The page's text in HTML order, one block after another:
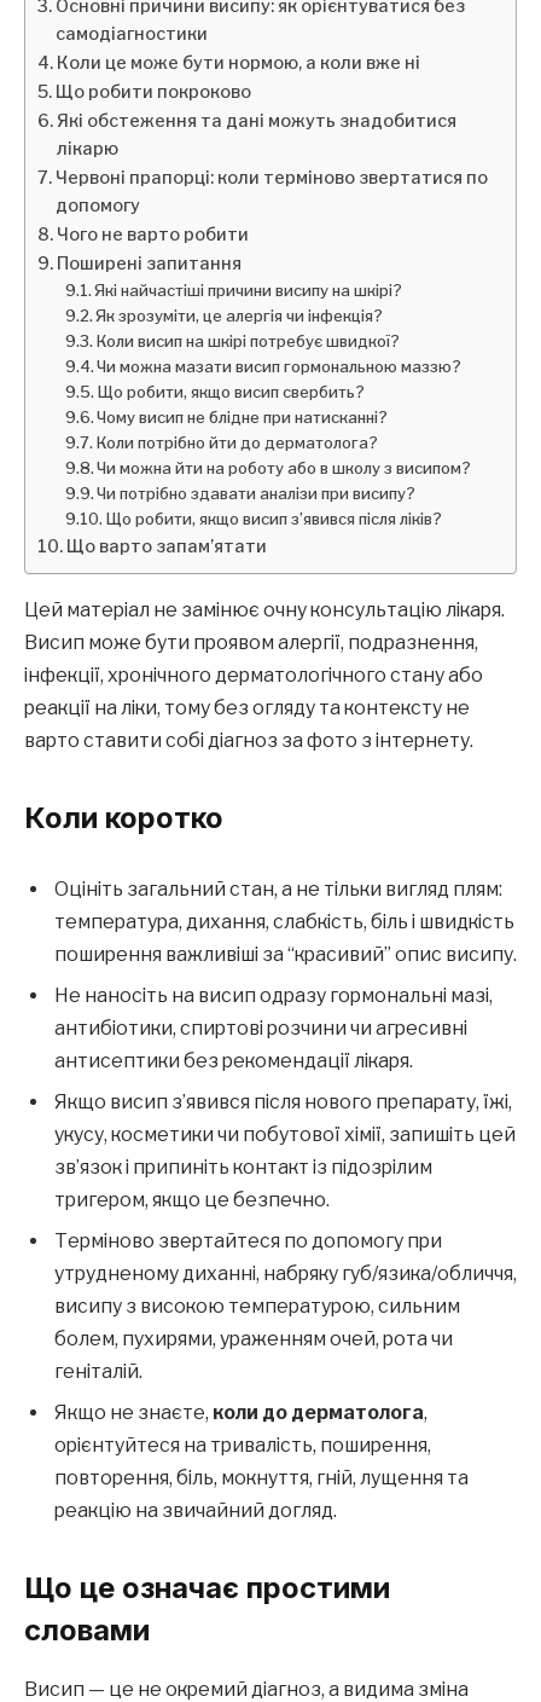
Основні причини висипу: як орієнтуватися без
самодіагностики
Коли це може бути нормою, а коли вже ні
Що робити покроково
Які обстеження та дані можуть знадобитися
лікарю
Червоні прапорці: коли терміново звертатися по
допомогу
Чого не варто робити
Поширені запитання
Які найчастіші причини висипу на шкірі?
Як зрозуміти, це алергія чи інфекція?
Коли висип на шкірі потребує швидкої?
Чи можна мазати висип гормональною маззю?
Що робити, якщо висип свербить?
Чому висип не блідне при натисканні?
Коли потрібно йти до дерматолога?
Чи можна йти на роботу або в школу з висипом?
Чи потрібно здавати аналізи при висипу?
Що робити, якщо висип з’явився після ліків?
Що варто запам’ятати
Цей матеріал не замінює очну консультацію лікаря.
Висип може бути проявом алергії, подразнення,
інфекції, хронічного дерматологічного стану або
реакції на ліки, тому без огляду та контексту не
варто ставити собі діагноз за фото з інтернету.
Коли коротко
Оцініть загальний стан, а не тільки вигляд плям:
температура, дихання, слабкість, біль і швидкість
поширення важливіші за “красивий” опис висипу.
Не наносіть на висип одразу гормональні мазі,
антибіотики, спиртові розчини чи агресивні
антисептики без рекомендації лікаря.
Якщо висип з’явився після нового препарату, їжі,
укусу, косметики чи побутової хімії, запишіть цей
зв’язок і припиніть контакт із підозрілим
тригером, якщо це безпечно.
Терміново звертайтеся по допомогу при
утрудненому диханні, набряку губ/язика/обличчя,
висипу з високою температурою, сильним
болем, пухирями, ураженням очей, рота чи
геніталій.
Якщо не знаєте, коли до дерматолога,
орієнтуйтеся на тривалість, поширення,
повторення, біль, мокнуття, гній, лущення та
реакцію на звичайний догляд.
Що це означає простими
словами
Висип — це не окремий діагноз, а видима зміна